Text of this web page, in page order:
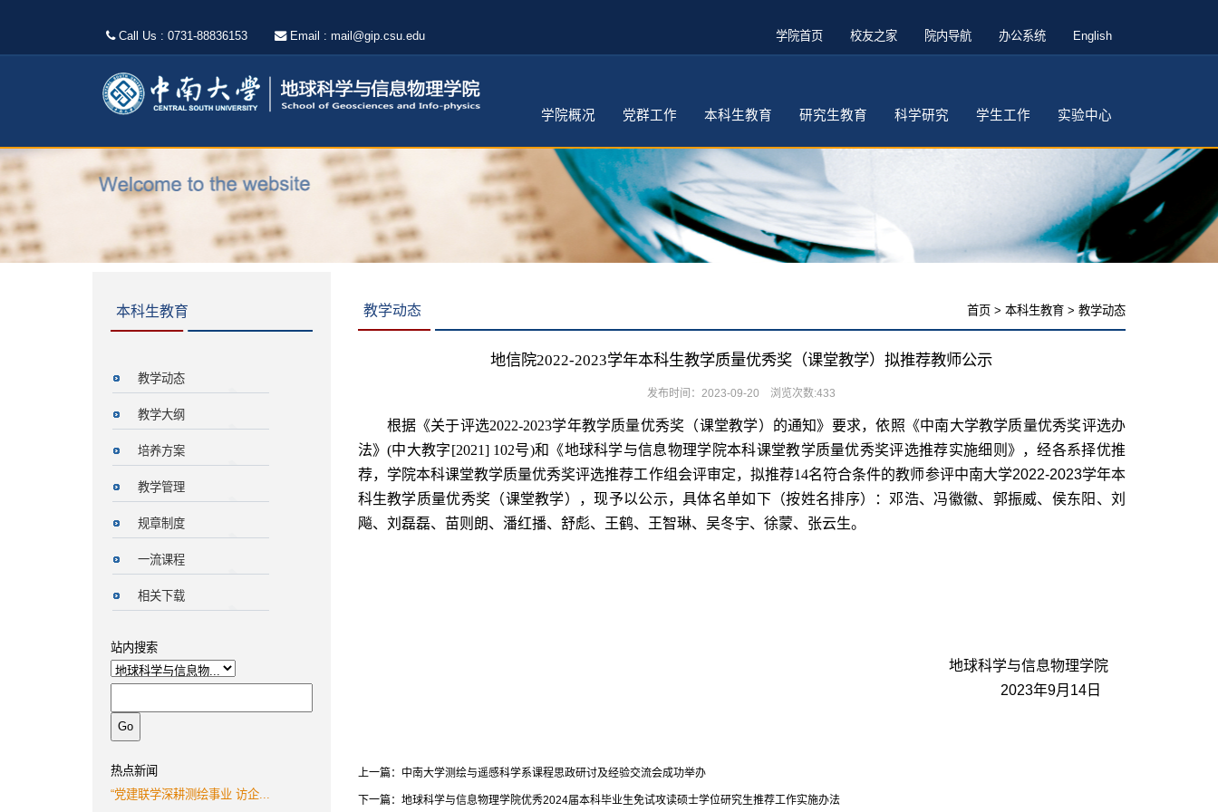
Call Us : 0731-88836153 Email : mail@gip.csu.edu 学院首页 校友之家 院内导航 办公系统 English
学院概况 党群工作 本科生教育 研究生教育 科学研究 学生工作 实验中心
本科生教育
教学动态
教学大纲
培养方案
教学管理
规章制度
一流课程
相关下载
站内搜索
热点新闻
“党建联学深耕测绘事业 访企...
教学动态 首页 > 本科生教育 > 教学动态
地信院2022-2023学年本科生教学质量优秀奖（课堂教学）拟推荐教师公示
发布时间：2023-09-20 浏览次数:433
根据《关于评选2022-2023学年教学质量优秀奖（课堂教学）的通知》 要求，依照 《中南大学教学质量优秀奖评选办
法》(中大教字[2021] 102号)和 《地球科学与信息物理学院本科课堂教学质量优秀奖评选推荐实施细则》 ，经各系择优推
荐， 学院本科课堂教学质量优秀奖评选推荐工作组会评审定，拟推荐14名符合条件的教师参评中南大学2022-2023学年本
科生教学质量优秀奖（课堂教学），现予以公示，具体名单如下（按姓名排序）：邓浩、冯徽徽、郭振威、侯东阳、刘
飚、刘磊磊、苗则朗、潘红播、舒彪、王鹤、王智琳、吴冬宇、徐蒙、张云生。
地球科学与信息物理学院
2023年9月14日
上一篇： 中南大学测绘与遥感科学系课程思政研讨及经验交流会成功举办
下一篇： 地球科学与信息物理学院优秀2024届本科毕业生免试攻读硕士学位研究生推荐工作实施办法